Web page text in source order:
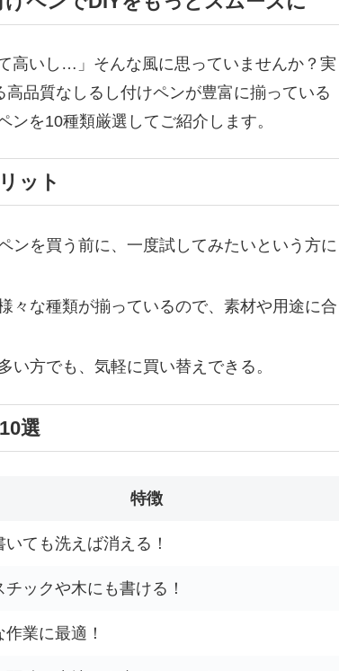
高いし…」そんな風に思っていませんか？実
品質なしるし付けペンが豊富に揃っている
を10種類厳選してご紹介します。
ット
ンを買う前に、一度試してみたいという方に
々な種類が揃っているので、素材や用途に合
い方でも、気軽に買い替えできる。
選
特徴
いても洗えば消える！
チックや木にも書ける！
作業に最適！